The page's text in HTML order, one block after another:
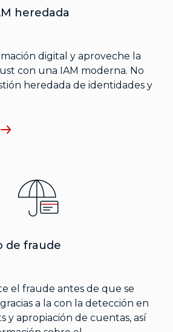
heredada
digital y aproveche la
con una IAM moderna. No
heredada de identidades y
de fraude
el fraude antes de que se
a la con la detección en
y apropiación de cuentas, así